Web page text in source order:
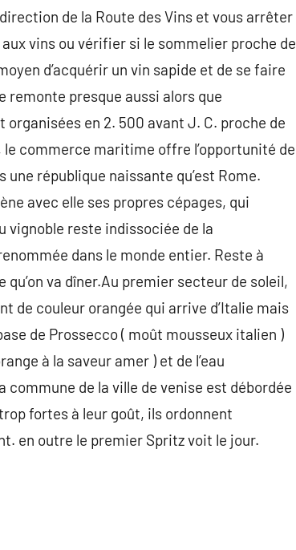
de la Route des Vins et vous arrêter
vins ou vérifier si le sommelier proche de
d’acquérir un vin sapide et de se faire
remonte presque aussi alors que
organisées en 2. 500 avant J. C. proche de
commerce maritime offre l’opportunité de
république naissante qu’est Rome.
avec elle ses propres cépages, qui
vignoble reste indissociée de la
dans le monde entier. Reste à
va dîner.Au premier secteur de soleil,
de couleur orangée qui arrive d’Italie mais
de Prossecco ( moût mousseux italien )
à la saveur amer ) et de l’eau
de la ville de venise est débordée
fortes à leur goût, ils ordonnent
en outre le premier Spritz voit le jour.